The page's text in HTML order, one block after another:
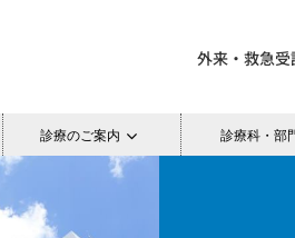
外来・救急
診療のご案内 診療科・部